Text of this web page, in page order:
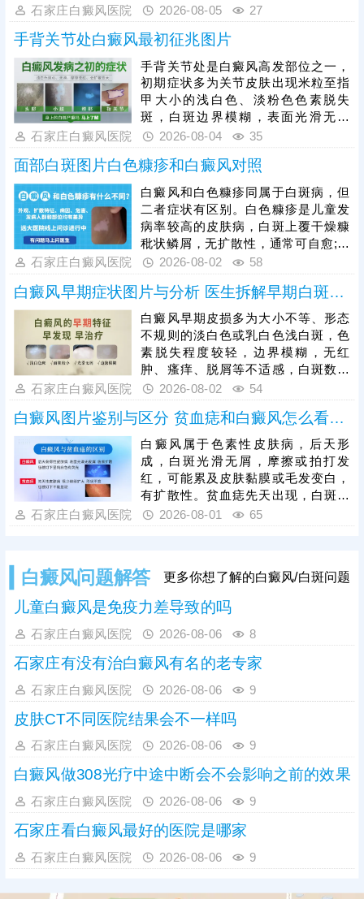
一般无瘙痒、疼痛、脱屑等自觉不
适，皮肤表面光滑无异常。因早期白
斑症状不典型，极易与白色糠疹、花
斑癣、贫血痣等色素减退类疾病混
淆，仅凭肉眼难以准确判断。因此发
现皮肤异常白斑后，需及时到正规医
院做科学检查，明确诊断、规避误诊
漏诊。白癜风早期是治疗黄金时机，
及时开展科学对症治疗，复色效率更
高、预后更
石家庄白癜风医院 2026-08-05 27
手背关节处白癜风最初征兆图片
手背关节处是白癜风高发部位之一，
初期症状多为关节皮肤出现米粒至指
甲大小的浅白色、淡粉色色素脱失
斑，白斑边界模糊，表面光滑无鳞
屑、无红肿瘙痒、无疼痛刺痛等不适
具备极强的扩散性，手部关节活动频
繁、易受摩擦暴晒，若初期放任不
管，白斑会逐渐扩大、融合，色素脱
失加重，边界变得清晰，甚至蔓延至
整只手背、手指。白癜风初期黑色素
细胞未完全受损，是治疗的黄金时
机，患者需及时就医，结合自身白斑
面积、病程、体质科
石家庄白癜风医院 2026-08-04 35
面部白斑图片白色糠疹和白癜风对照
白癜风和白色糠疹同属于白斑病，但
二者症状有区别。白色糠疹是儿童发
病率较高的皮肤病，白斑上覆干燥糠
秕状鳞屑，无扩散性，通常可自愈;白
癜风发病人群广泛，白斑形成部位随
固，易扩散。可以做伍德灯、三维皮
肤ct检查诊断，分析白斑是什么，了
解白斑形成原因。再针对性的制定治
疗、护理方案，助力白斑稳步着色。
石家庄白癜风医院 2026-08-02 58
白癜风早期症状图片与分析 医生拆解早期白斑识别逻辑
白癜风早期皮损多为大小不等、形态
不规则的淡白色或乳白色浅白斑，色
素脱失程度较轻，边界模糊，无红
肿、瘙痒、脱屑等不适感，白斑数量
少、面积小，扩散速度较慢。临床
中，白色糠疹、花斑癣、贫血痣等多
种皮肤病症状与早期白斑高度相似，
容易误判，需结合科学检查区分，避
免误诊误治。早期是白癜风治疗的黄
金窗口期，此时皮肤黑色素细胞受损
程度低，干预后复色效果好、复色率
高、复发率低。
石家庄白癜风医院 2026-08-02 54
白癜风图片鉴别与区分 贫血痣和白癜风怎么看图分
白癜风属于色素性皮肤病，后天形
成，白斑光滑无屑，摩擦或拍打发
红，可能累及皮肤黏膜或毛发变白，
有扩散性。贫血痣先天出现，白斑局
部出现，无扩散性，持续终身不退。
势互补，查得详细、全面、准确。诊
断清楚再结合患者体质、病情进行治
疗，避免走上治白歧途。
石家庄白癜风医院 2026-08-01 65
白癜风问题解答 更多你想了解的白癜风/白斑问题
儿童白癜风是免疫力差导致的吗
石家庄白癜风医院 2026-08-06 8
石家庄有没有治白癜风有名的老专家
石家庄白癜风医院 2026-08-06 9
皮肤CT不同医院结果会不一样吗
石家庄白癜风医院 2026-08-06 9
白癜风做308光疗中途中断会不会影响之前的效果
石家庄白癜风医院 2026-08-06 9
石家庄看白癜风最好的医院是哪家
石家庄白癜风医院 2026-08-06 9